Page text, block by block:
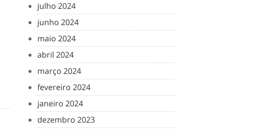
julho 2024
junho 2024
maio 2024
abril 2024
março 2024
fevereiro 2024
janeiro 2024
dezembro 2023